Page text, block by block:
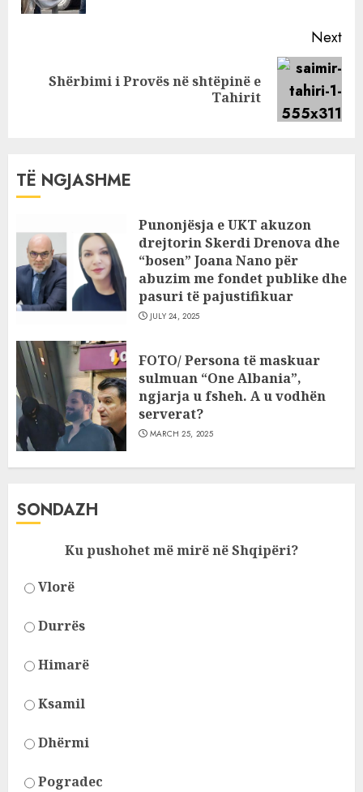
Next
NextShërbimi i Provës në shtëpinë e
Tahirit
TË NGJASHME
Punonjësja e UKT akuzon
drejtorin Skerdi Drenova dhe
“bosen” Joana Nano për
abuzim me fondet publike dhe
pasuri të pajustifikuar
JULY 24, 2025
FOTO/ Persona të maskuar
sulmuan “One Albania”,
ngjarja u fsheh. A u vodhën
serverat?
MARCH 25, 2025
SONDAZH
Ku pushohet më mirë në Shqipëri?
Vlorë
Durrës
Himarë
Ksamil
Dhërmi
Pogradec